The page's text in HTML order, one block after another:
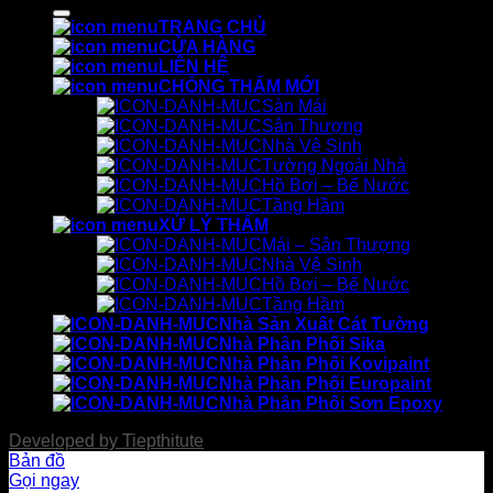
TRANG CHỦ
CỬA HÀNG
LIÊN HỆ
CHỐNG THẤM MỚI
Sàn Mái
Sân Thượng
Nhà Vệ Sinh
Tường Ngoài Nhà
Hồ Bơi – Bể Nước
Tầng Hầm
XỬ LÝ THẤM
Mái – Sân Thượng
Nhà Vệ Sinh
Hồ Bơi – Bể Nước
Tầng Hầm
Nhà Sản Xuất Cát Tường
Nhà Phân Phối Sika
Nhà Phân Phối Kovipaint
Nhà Phân Phối Europaint
Nhà Phân Phối Sơn Epoxy
Developed by Tiepthitute
Bản đồ
Gọi ngay